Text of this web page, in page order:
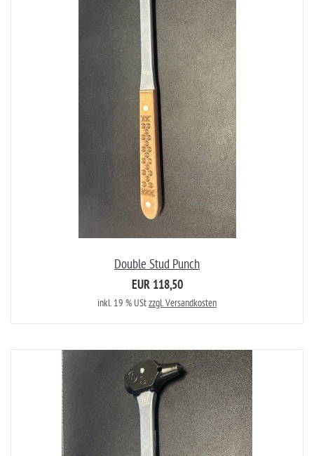
Double Stud Punch
EUR 118,50
inkl. 19 % UStzzgl. Versandkosten